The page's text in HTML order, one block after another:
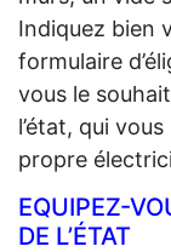
Indiquez bien
formulaire
vous le
l’état, qui
propre
EQUIPEZ-
DE L’ÉTAT